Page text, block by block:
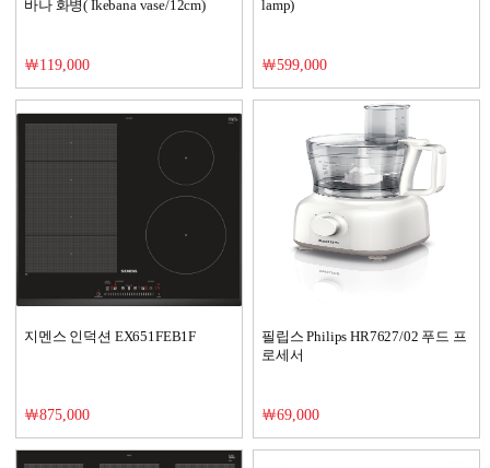
바나 화병( Ikebana vase/12cm)
￦119,000
lamp)
￦599,000
지멘스 인덕션 EX651FEB1F
￦875,000
필립스 Philips HR7627/02 푸드 프
로세서
￦69,000